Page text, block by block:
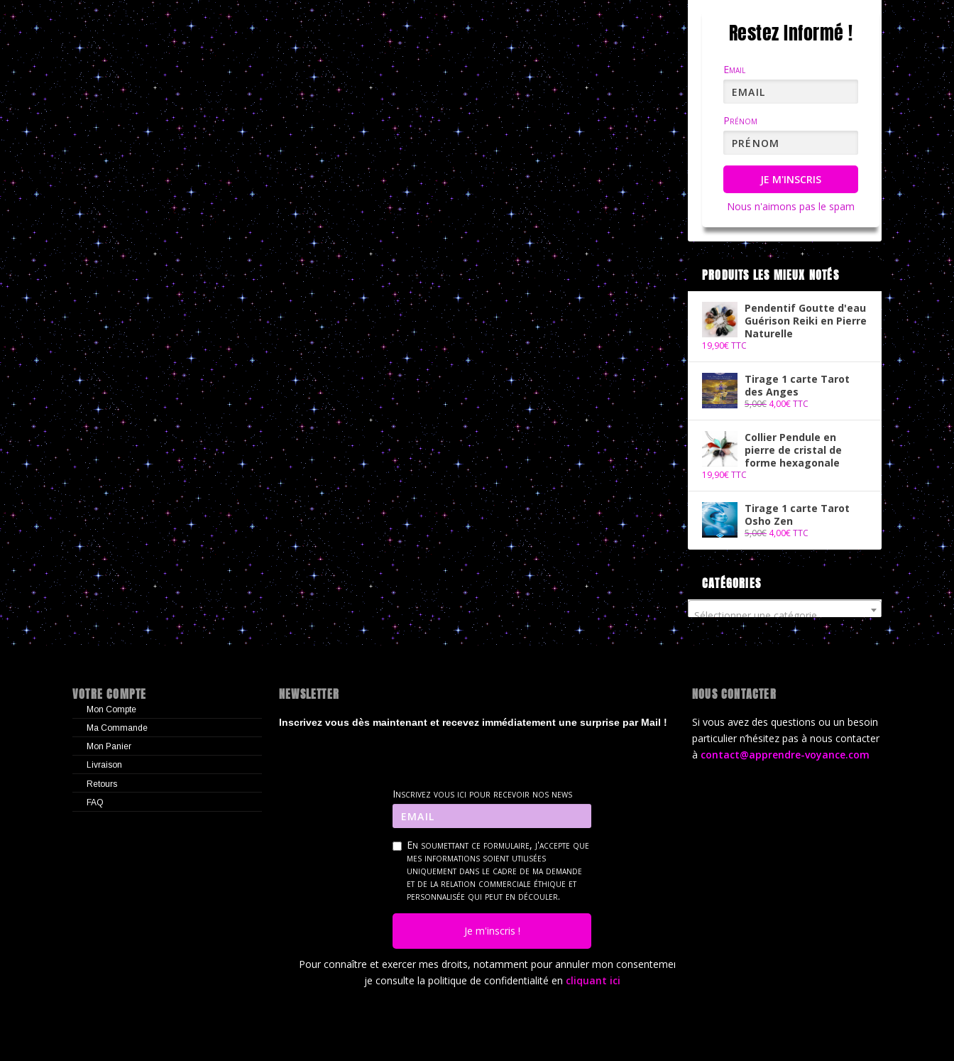
Restez Informé !
Email
Prénom
JE M'INSCRIS
Nous n'aimons pas le spam
PRODUITS LES MIEUX NOTÉS
Pendentif Goutte d'eau
Guérison Reiki en Pierre
Naturelle
19,90€TTC
Tirage 1 carte Tarot
des Anges
5,00€ 4,00€TTC
Collier Pendule en
pierre de cristal de
forme hexagonale
19,90€TTC
Tirage 1 carte Tarot
Osho Zen
5,00€ 4,00€TTC
CATÉGORIES
Sélectionner une catégorie
VOTRE COMPTE
Mon Compte
Ma Commande
Mon Panier
Livraison
Retours
FAQ
NEWSLETTER
Inscrivez vous dès maintenant et recevez immédiatement une surprise par Mail !
Inscrivez vous ici pour recevoir nos news
En soumettant ce formulaire, j'accepte que
mes informations soient utilisées
uniquement dans le cadre de ma demande
et de la relation commerciale éthique et
personnalisée qui peut en découler.
Je m'inscris !
Pour connaître et exercer mes droits, notamment pour annuler mon consentement,
je consulte la politique de confidentialité en cliquant ici
NOUS CONTACTER
Si vous avez des questions ou un besoin
particulier n’hésitez pas à nous contacter
à contact@apprendre-voyance.com